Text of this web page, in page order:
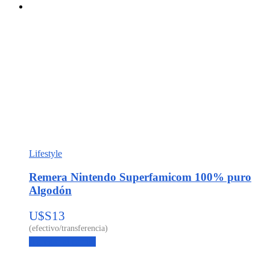
Lifestyle
Remera Nintendo Superfamicom 100% puro
Algodón
U$S13